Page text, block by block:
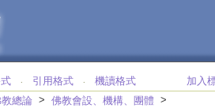
‧ 引用格式 ‧ 機讀格式 加入
總論 > 佛教會設、機構、團體 >